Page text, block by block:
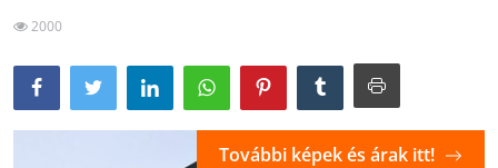
2000
További képek és árak itt!